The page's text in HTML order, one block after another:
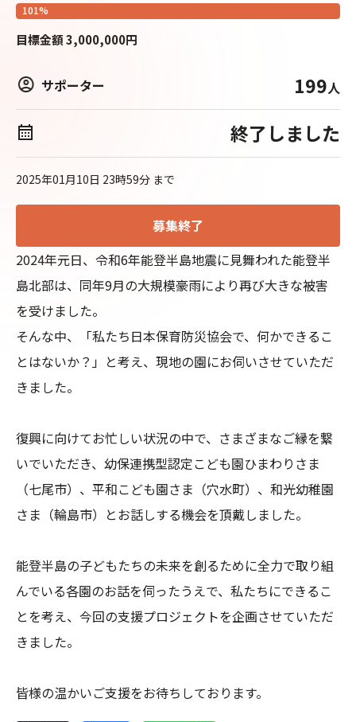
101%
目標金額3,000,000円
サポーター 199人
終了しました
2025年01月10日 23時59分 まで
募集終了
2024年元日、令和6年能登半島地震に見舞われた能登半
島北部は、同年9月の大規模豪雨により再び大きな被害
を受けました。
そんな中、「私たち日本保育防災協会で、何かできるこ
とはないか？」と考え、現地の園にお伺いさせていただ
きました。
復興に向けてお忙しい状況の中で、さまざまなご縁を繋
いでいただき、幼保連携型認定こども園ひまわりさま
（七尾市）、平和こども園さま（穴水町）、和光幼稚園
さま（輪島市）とお話しする機会を頂戴しました。
能登半島の子どもたちの未来を創るために全力で取り組
んでいる各園のお話を伺ったうえで、私たちにできるこ
とを考え、今回の支援プロジェクトを企画させていただ
きました。
皆様の温かいご支援をお待ちしております。